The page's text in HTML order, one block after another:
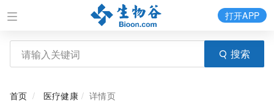
搜索
打开APP
首页 医疗健康 详情页